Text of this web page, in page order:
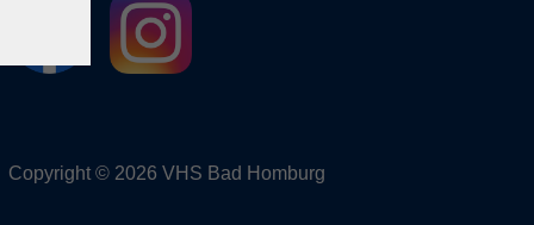
Copyright © 2026 VHS Bad Homburg